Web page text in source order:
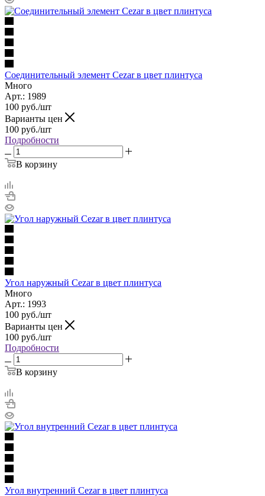
Соединительный элемент Cezar в цвет плинтуса
Много
Арт.: 1989
100 руб./шт
Варианты цен
100 руб./шт
Подробности
В корзину
Угол наружный Cezar в цвет плинтуса
Много
Арт.: 1993
100 руб./шт
Варианты цен
100 руб./шт
Подробности
В корзину
Угол внутренний Cezar в цвет плинтуса